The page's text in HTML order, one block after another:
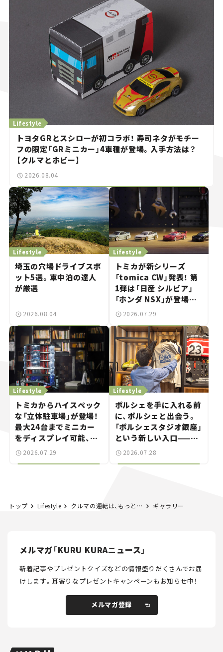
トヨタGRとスシローが初コラボ！ 寿司ネタがモチー
フの限定「GRミニカー」4車種が登場。入手方法は？
【クルマとホビー】
Lifestyle
2026.08.04
埼玉の穴場ドライブスポ
ット5選。車中泊の達人
が厳選
Lifestyle
2026.08.04
トミカが新シリーズ
「tomica CW」発表！ 第
1弾は「日産 シルビア」
「ホンダ NSX」が登場。
世界が注目す
とホビー】
Lifestyle
2026.07.29
トミカからハイスペック
な「立体駐車場」が登場！
最大24台までミニカー
をディスプレイ可能、特
別な「日産 GT-R
Lifestyle
2026.07.29
ポルシェを手に入れる前
に、ポルシェと出会う。
「ポルシェスタジオ銀座」
という新しい入口——連
載｜CCGとクルマでどう
Lifestyle
2026.07.28
トップ Lifestyle クルマの運転は、もっとやさしくなれる。「国際女性デー」にOKISHUが「安心・おしゃれなカーライフセミナー」を開催！ ギャラリー
メルマガ「KURU KURAニュース」
新着記事やプレゼントクイズなどの情報盛りだくさんでお届
けします。耳寄りなプレゼントキャンペーンもお知らせ中！
メルマガ登録